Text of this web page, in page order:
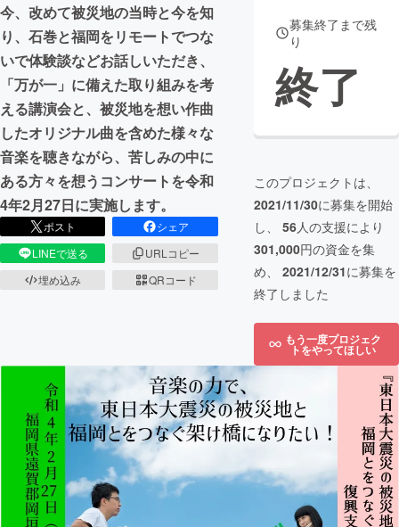
今、改めて被災地の当時と今を知
り、石巻と福岡をリモートでつな
いで体験談などお話しいただき、
「万が一」に備えた取り組みを考
える講演会と、被災地を想い作曲
したオリジナル曲を含めた様々な
音楽を聴きながら、苦しみの中に
ある方々を想うコンサートを令和
4年2月27日に実施します。
ポスト
シェア
LINEで送る
URLコピー
埋め込み
QRコード
募集終了まで残
り
終了
このプロジェクトは、
2021/11/30に募集を開始
し、 56人の支援により
301,000円の資金を集
め、 2021/12/31に募集を
終了しました
もう一度プロジェク
トをやってほしい